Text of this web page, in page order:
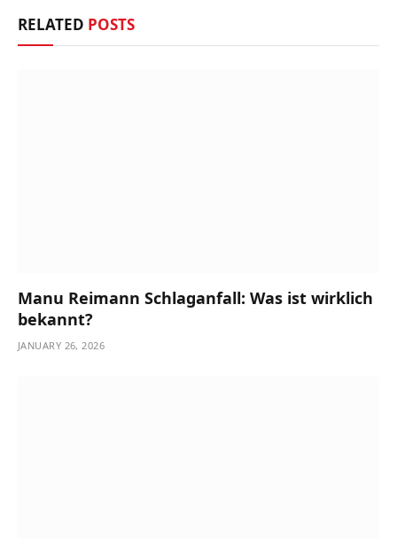
RELATED POSTS
Manu Reimann Schlaganfall: Was ist wirklich
bekannt?
JANUARY 26, 2026